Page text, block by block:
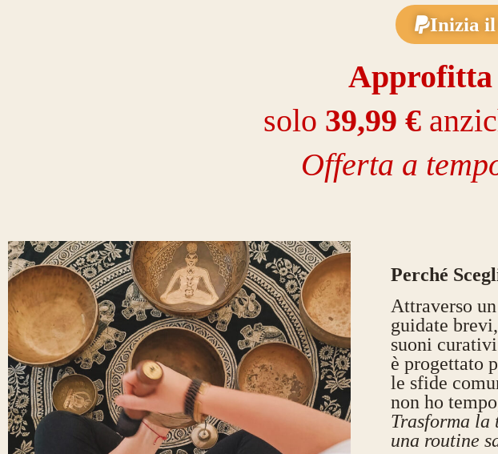
Inizia il
Approfitta
solo 39,99 €
Offerta a
Perché
Attraverso
guidate brevi,
suoni
è progettato
le sfide
non ho
Trasforma
una routine